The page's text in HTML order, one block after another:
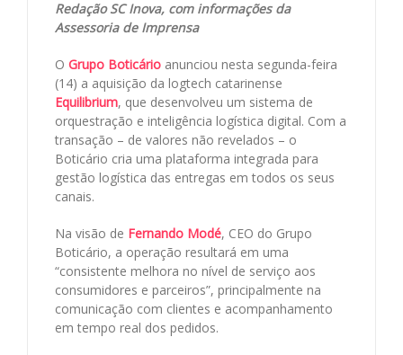
Redação SC Inova, com informações da
Assessoria de Imprensa
O Grupo Boticário anunciou nesta segunda-feira
(14) a aquisição da logtech catarinense
Equilibrium, que desenvolveu um sistema de
orquestração e inteligência logística digital. Com a
transação – de valores não revelados – o
Boticário cria uma plataforma integrada para
gestão logística das entregas em todos os seus
canais.
Na visão de Fernando Modé, CEO do Grupo
Boticário, a operação resultará em uma
“consistente melhora no nível de serviço aos
consumidores e parceiros”, principalmente na
comunicação com clientes e acompanhamento
em tempo real dos pedidos.